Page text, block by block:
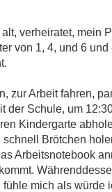
verheiratet, mein
von 1, 4, und 6
zur Arbeit fahren,
der Schule, um
Kindergarte
Brötchen
Arbeitsnotebook
mich als